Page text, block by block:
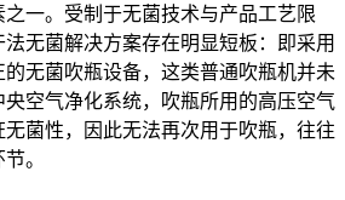
一。受制于无菌技术与产品工艺限
无菌解决方案存在明显短板：即采用
无菌吹瓶设备，这类普通吹瓶机并未
空气净化系统，吹瓶所用的高压空气
菌性，因此无法再次用于吹瓶，往往
。